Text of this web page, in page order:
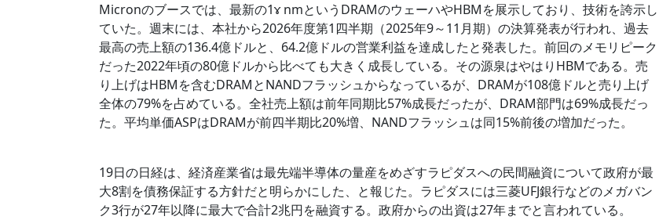
Micronのブースでは、最新の1ɤ nmというDRAMのウェーハやHBMを展示しており、技術を誇示し
ていた。週末には、本社から2026年度第1四半期（2025年9～11月期）の決算発表が行われ、過去
最高の売上額の136.4億ドルと、64.2億ドルの営業利益を達成したと発表した。前回のメモリピーク
だった2022年頃の80億ドルから比べても大きく成長している。その源泉はやはりHBMである。売
り上げはHBMを含むDRAMとNANDフラッシュからなっているが、DRAMが108億ドルと売り上げ
全体の79%を占めている。全社売上額は前年同期比57%成長だったが、DRAM部門は69%成長だっ
た。平均単価ASPはDRAMが前四半期比20%増、NANDフラッシュは同15%前後の増加だった。
19日の日経は、経済産業省は最先端半導体の量産をめざすラピダスへの民間融資について政府が最
大8割を債務保証する方針だと明らかにした、と報じた。ラピダスには三菱UFJ銀行などのメガバン
ク3行が27年以降に最大で合計2兆円を融資する。政府からの出資は27年までと言われている。